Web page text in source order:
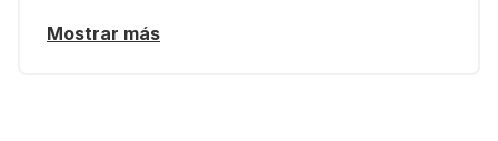
Mostrar más